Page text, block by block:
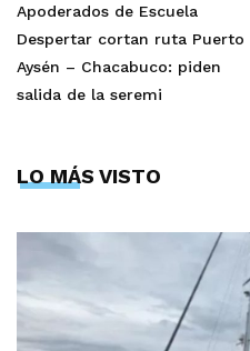
Apoderados de Escuela
Despertar cortan ruta Puerto
Aysén – Chacabuco: piden
salida de la seremi
LO MÁS VISTO